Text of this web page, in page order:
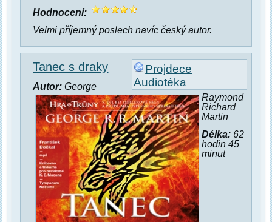
Hodnocení:
Velmi příjemný poslech navíc český autor.
Projdece
Audiotéka
Tanec s draky
Autor: George
Raymond
Richard
Martin
Délka:62
hodin 45
minut